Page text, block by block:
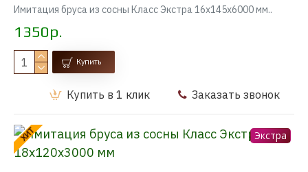
Имитация бруса из сосны Класс Экстра 16x145x6000 мм..
1350р.
Купить
Купить в 1 клик Заказать звонок
ХИТ Экстра